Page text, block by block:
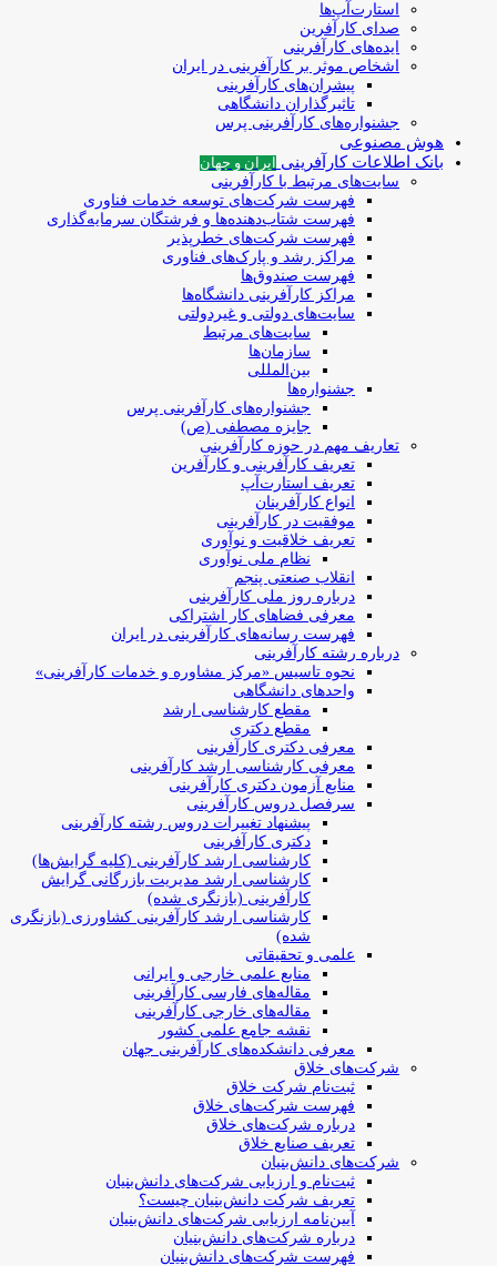
استارت‌آپ‌ها
صدای کارآفرین
ایده‌های کارآفرینی
اشخاص موثر بر کارآفرینی در ایران
پیشران‌های کارآفرینی
تاثیرگذاران دانشگاهی
جشنواره‌های کارآفرینی‌ پرس
هوش مصنوعی
بانک اطلاعات کارآفرینی
ایران و جهان
سایت‌های مرتبط با کارآفرینی
فهرست شرکت‌های‌‌ توسعه‌ خدمات فناوری
فهرست شتاب‌دهنده‌ها‌ و فرشتگان‌ سرمایه‌گذاری
فهرست شرکت‌های خطرپذیر
مراکز رشد و پارک‌های فناوری
فهرست صندوق‌ها
مراکز کارآفرینی دانشگاه‌ها
سایت‌های دولتی و غیردولتی
سایت‌های مرتبط
سازمان‌ها
بین‌المللی
جشنواره‌ها
جشنواره‌های کارآفرینی‌ پرس
جایزه مصطفی (ص)
تعاریف مهم در حوزه کارآفرینی
تعریف کارآفرینی و کارآفرین
تعریف استارت‌آپ
انواع کارآفرینان
موفقیت در کارآفرینی
تعریف خلاقیت و نوآوری
نظام ملی نوآوری
انقلاب صنعتی پنجم
درباره روز ملی کارآفرینی
معرفی فضاهای کار اشتراکی
فهرست رسانه‌های کارآفرینی در ایران
درباره رشته کارآفرینی
نحوه تاسیس «مرکز مشاوره و خدمات کارآفرینی»
واحدهای دانشگاهی
مقطع کارشناسی ارشد
مقطع دکتری
معرفی دکتری کارآفرینی
معرفی کارشناسی ارشد کارآفرینی
منابع آزمون دکتری کارآفرینی
سرفصل دروس کارآفرینی
پیشنهاد تغییرات دروس رشته کارآفرینی
دکتری کارآفرینی
کارشناسی ارشد کارآفرینی (کلیه گرایش‌ها)
کارشناسی ارشد مدیریت بازرگانی گرایش
کارآفرینی (بازنگری شده)
کارشناسی ارشد کارآفرینی کشاورزی (بازنگری
شده)
علمی و تحقیقاتی
منابع علمی خارجی و ایرانی
مقاله‌های فارسی کارآفرینی
مقاله‌های خارجی کارآفرینی
نقشه جامع علمی کشور
معرفی دانشکده‌های کارآفرینی جهان
شرکت‌های خلاق
ثبت‌نام شرکت خلاق
فهرست شرکت‌های خلاق
درباره شرکت‌های خلاق
تعریف صنایع خلاق
شرکت‌های دانش‌بنیان
ثبت‌نام و ارزیابی شرکت‌های دانش‌بنیان
تعریف شرکت دانش‌بنیان چیست؟
آیین‌نامه ارزیابی شرکت‌های دانش‌بنیان
درباره شرکت‌های دانش‌بنیان
فهرست شرکت‌های دانش‌بنیان